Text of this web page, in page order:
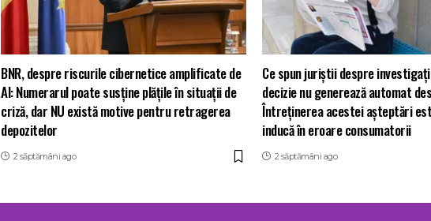
BNR, despre riscurile cibernetice amplificate de
AI: Numerarul poate susține plățile în situații de
criză, dar NU există motive pentru retragerea
depozitelor
2 săptămâni ago
Ce spun juriștii despre
decizie nu generează automat
Întreținerea acestei așteptări
inducă în eroare consumatorii
2 săptămâni ago